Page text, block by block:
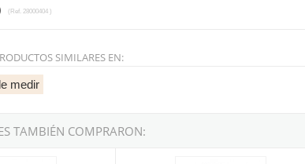
(Ref. 28000404 )
SIMILARES EN:
medir
TAMBIÉN COMPRARON:
electrónica Limit de 30kg